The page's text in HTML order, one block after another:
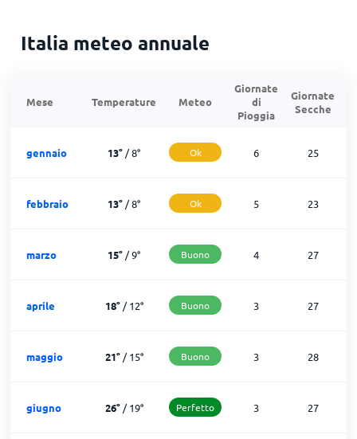
Italia meteo annuale
Mese Temperature Meteo
Giornate
di
Pioggia
Giornate
Secche
gennaio 13° /8° Ok 6 25
febbraio 13° /8° Ok 5 23
marzo 15° /9° Buono 4 27
aprile 18°/12° Buono 3 27
maggio 21°/15° Buono 3 28
giugno 26°/19° Perfetto 3 27